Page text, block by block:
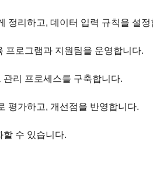
정리하고, 데이터 입력 규칙을 설정
프로그램과 지원팀을 운영합니다.
리 프로세스를 구축합니다.
평가하고, 개선점을 반영합니다.
수 있습니다.